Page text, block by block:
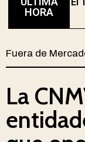
HORA
El
Fuera de
La